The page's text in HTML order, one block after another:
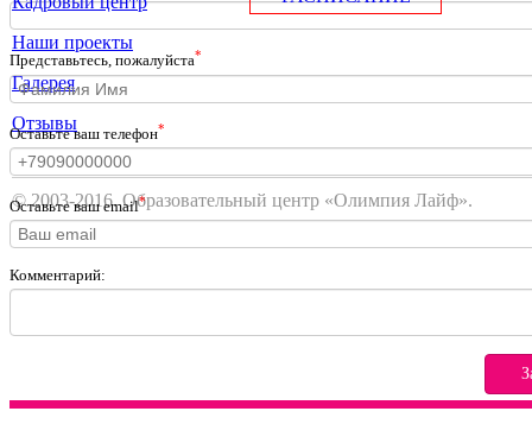
Наши проекты
Галерея
Отзывы
© 2003-2016. Образовательный центр «Олимпия Лайф».
Представьтесь, пожалуйста*
Оставьте ваш телефон*
Оставьте ваш email*
Комментарий: